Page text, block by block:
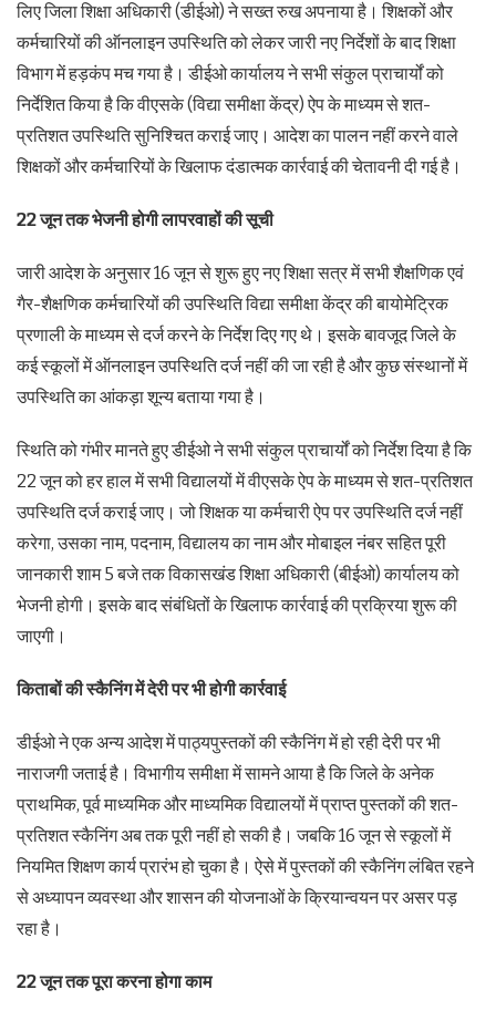
लिए जिला शिक्षा अधिकारी (डीईओ) ने सख्त रुख अपनाया है। शिक्षकों और
कर्मचारियों की ऑनलाइन उपस्थिति को लेकर जारी नए निर्देशों के बाद शिक्षा
विभाग में हड़कंप मच गया है। डीईओ कार्यालय ने सभी संकुल प्राचार्यों को
निर्देशित किया है कि वीएसके (विद्या समीक्षा केंद्र) ऐप के माध्यम से शत-
प्रतिशत उपस्थिति सुनिश्चित कराई जाए। आदेश का पालन नहीं करने वाले
शिक्षकों और कर्मचारियों के खिलाफ दंडात्मक कार्रवाई की चेतावनी दी गई है।
22 जून तक भेजनी होगी लापरवाहों की सूची
जारी आदेश के अनुसार 16 जून से शुरू हुए नए शिक्षा सत्र में सभी शैक्षणिक एवं
गैर-शैक्षणिक कर्मचारियों की उपस्थिति विद्या समीक्षा केंद्र की बायोमेट्रिक
प्रणाली के माध्यम से दर्ज करने के निर्देश दिए गए थे। इसके बावजूद जिले के
कई स्कूलों में ऑनलाइन उपस्थिति दर्ज नहीं की जा रही है और कुछ संस्थानों में
उपस्थिति का आंकड़ा शून्य बताया गया है।
स्थिति को गंभीर मानते हुए डीईओ ने सभी संकुल प्राचार्यों को निर्देश दिया है कि
22 जून को हर हाल में सभी विद्यालयों में वीएसके ऐप के माध्यम से शत-प्रतिशत
उपस्थिति दर्ज कराई जाए। जो शिक्षक या कर्मचारी ऐप पर उपस्थिति दर्ज नहीं
करेगा, उसका नाम, पदनाम, विद्यालय का नाम और मोबाइल नंबर सहित पूरी
जानकारी शाम 5 बजे तक विकासखंड शिक्षा अधिकारी (बीईओ) कार्यालय को
भेजनी होगी। इसके बाद संबंधितों के खिलाफ कार्रवाई की प्रक्रिया शुरू की
जाएगी।
किताबों की स्कैनिंग में देरी पर भी होगी कार्रवाई
डीईओ ने एक अन्य आदेश में पाठ्यपुस्तकों की स्कैनिंग में हो रही देरी पर भी
नाराजगी जताई है। विभागीय समीक्षा में सामने आया है कि जिले के अनेक
प्राथमिक, पूर्व माध्यमिक और माध्यमिक विद्यालयों में प्राप्त पुस्तकों की शत-
प्रतिशत स्कैनिंग अब तक पूरी नहीं हो सकी है। जबकि 16 जून से स्कूलों में
नियमित शिक्षण कार्य प्रारंभ हो चुका है। ऐसे में पुस्तकों की स्कैनिंग लंबित रहने
से अध्यापन व्यवस्था और शासन की योजनाओं के क्रियान्वयन पर असर पड़
रहा है।
22 जून तक पूरा करना होगा काम